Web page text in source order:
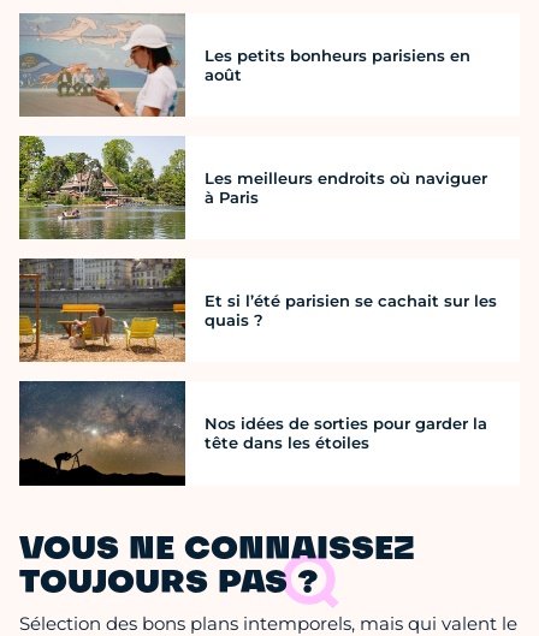
Les petits bonheurs parisiens en
août
Les meilleurs endroits où naviguer
à Paris
Et si l’été parisien se cachait sur les
quais ?
Nos idées de sorties pour garder la
tête dans les étoiles
VOUS NE CONNAISSEZ
TOUJOURS PAS ?
Sélection des bons plans intemporels, mais qui valent le